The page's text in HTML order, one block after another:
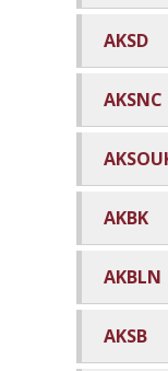
AKSD
AKSNC
AKBK
AKBLN
AKSB